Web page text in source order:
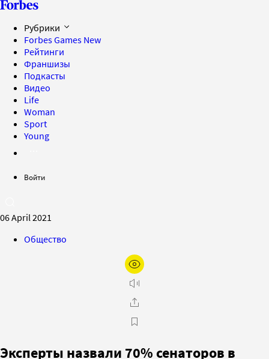
Рубрики
Forbes Games New
Рейтинги
Франшизы
Подкасты
Видео
Life
Woman
Sport
Young
Войти
06 April 2021
Общество
Эксперты назвали 70% сенаторов в